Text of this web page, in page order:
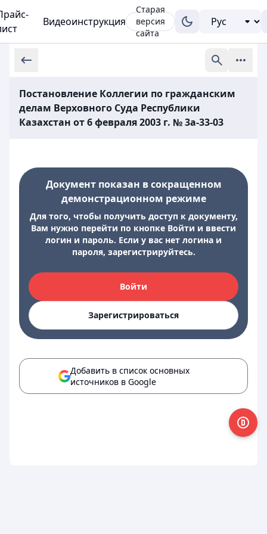
Видеоинструкция
Старая
версия
сайта
Постановление Коллегии по гражданским
делам Верховного Суда Республики
Казахстан от 6 февраля 2003 г. № 3а-33-03
Документ показан в сокращенном
демонстрационном режиме
Для того, чтобы получить доступ к документу,
Вам нужно перейти по кнопке Войти и ввести
логин и пароль. Если у вас нет логина и
пароля, зарегистрируйтесь.
Войти
Зарегистрироваться
Добавить в список основных
источников в Google